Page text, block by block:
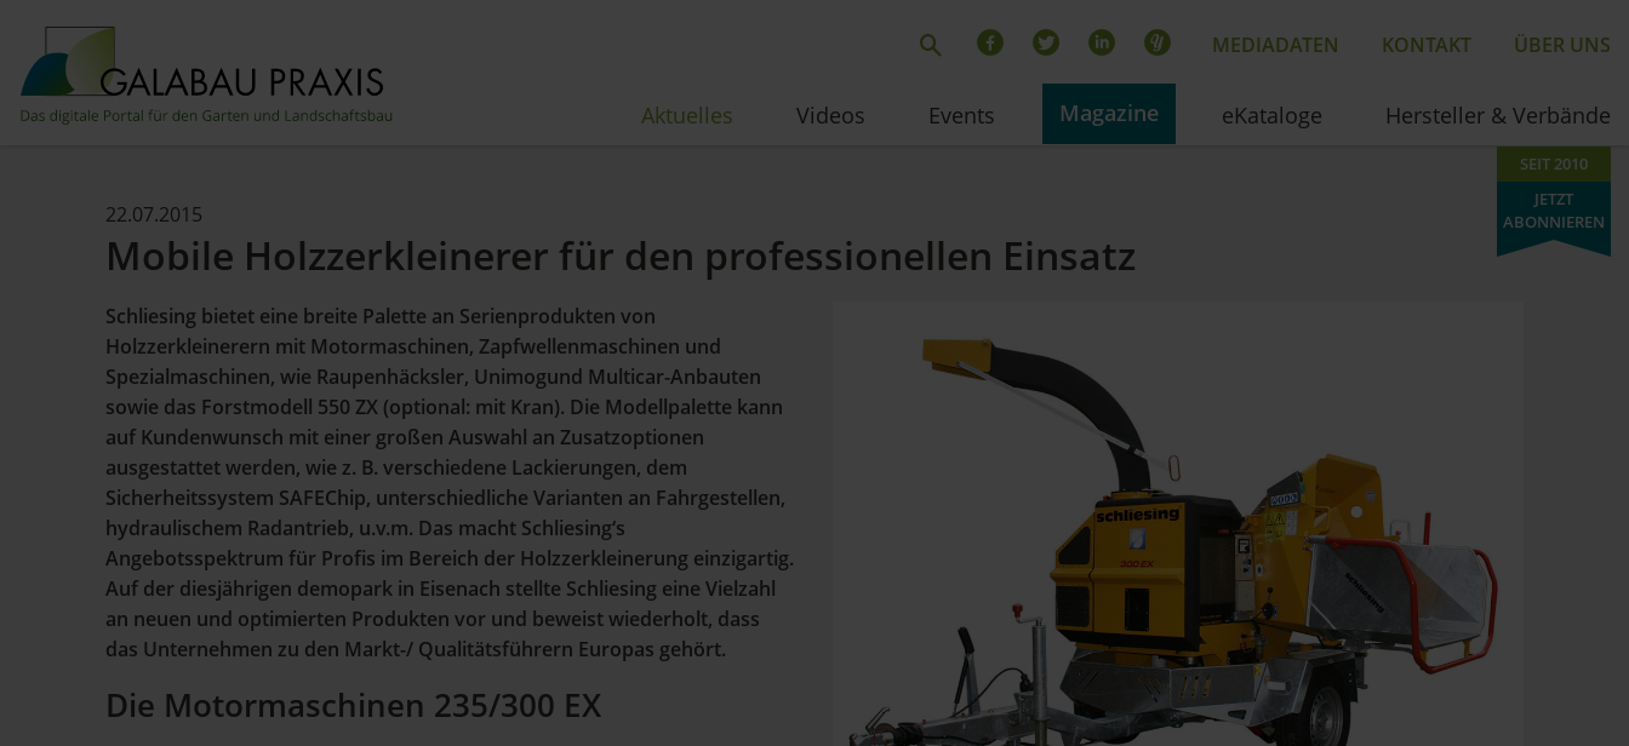
MEDIADATEN KONTAKT ÜBER UNS
Aktuelles Videos Events Magazine eKataloge Hersteller & Verbände
SEIT 2010
JETZT
ABONNIEREN
22.07.2015
Mobile Holzzerkleinerer für den professionellen Einsatz
Schliesing bietet eine breite Palette an Serienprodukten von
Holzzerkleinerern mit Motormaschinen, Zapfwellenmaschinen und
Spezialmaschinen, wie Raupenhäcksler, Unimogund Multicar-Anbauten
sowie das Forstmodell 550 ZX (optional: mit Kran). Die Modellpalette kann
auf Kundenwunsch mit einer großen Auswahl an Zusatzoptionen
ausgestattet werden, wie z. B. verschiedene Lackierungen, dem
Sicherheitssystem SAFEChip, unterschiedliche Varianten an Fahrgestellen,
hydraulischem Radantrieb, u.v.m. Das macht Schliesing‘s
Angebotsspektrum für Profis im Bereich der Holzzerkleinerung einzigartig.
Auf der diesjährigen demopark in Eisenach stellte Schliesing eine Vielzahl
an neuen und optimierten Produkten vor und beweist wiederholt, dass
das Unternehmen zu den Markt-/ Qualitätsführern Europas gehört.
Die Motormaschinen 235/300 EX